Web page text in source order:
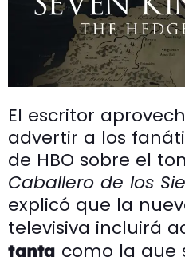
El escritor
advertir a los
de HBO sobre el
Caballero de los
explicó que la
televisiva incluirá
tanta como la que